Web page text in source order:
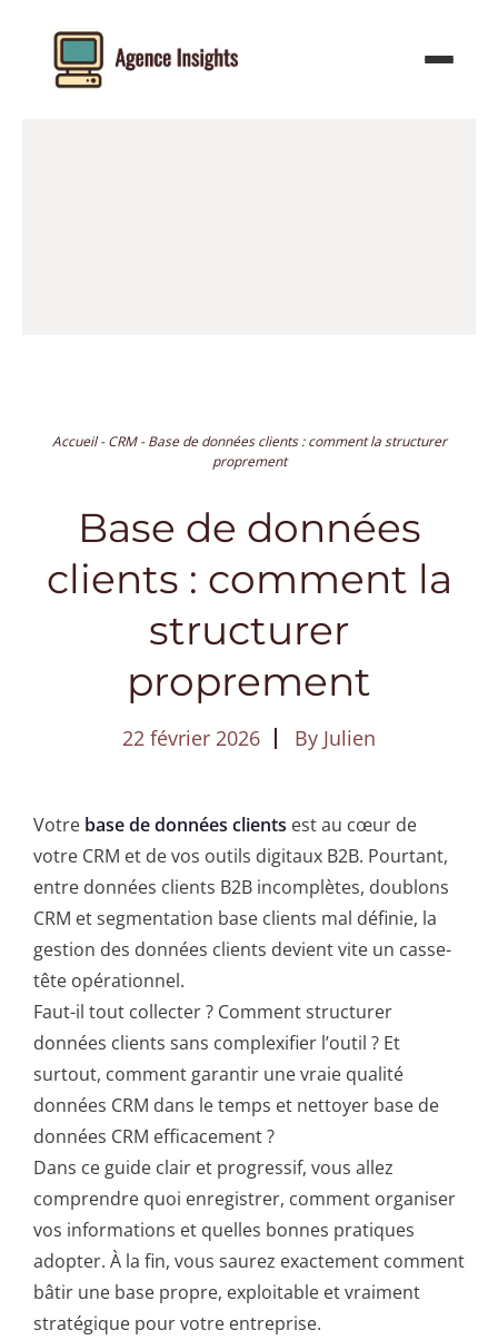
contenu
Accueil-CRM-Base de données clients : comment la structurer
proprement
Base de données
clients : comment la
structurer
proprement
22 février 2026 By Julien
Votre base de données clients est au cœur de
votre CRM et de vos outils digitaux B2B. Pourtant,
entre données clients B2B incomplètes, doublons
CRM et segmentation base clients mal définie, la
gestion des données clients devient vite un casse-
tête opérationnel.
Faut-il tout collecter ? Comment structurer
données clients sans complexifier l’outil ? Et
surtout, comment garantir une vraie qualité
données CRM dans le temps et nettoyer base de
données CRM efficacement ?
Dans ce guide clair et progressif, vous allez
comprendre quoi enregistrer, comment organiser
vos informations et quelles bonnes pratiques
adopter. À la fin, vous saurez exactement comment
bâtir une base propre, exploitable et vraiment
stratégique pour votre entreprise.